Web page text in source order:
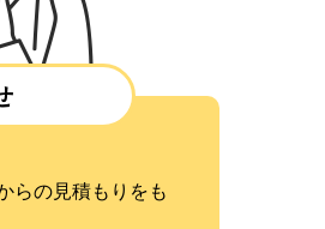
らの見積もりをも